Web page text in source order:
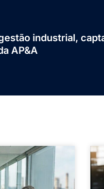
industrial,
AP&A